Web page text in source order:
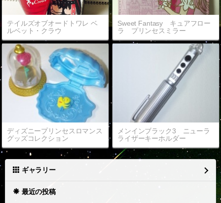
テイルズオブオードトワレ ベ
ルベット・クラウ
Sweet Fantasy キュアフロー
ラ プリンセスミラー
ディズニープリンセスロマンス
グッズコレクション
メンインブラック3 ニューラ
ライザーキーホルダー
ギャラリー
最近の投稿